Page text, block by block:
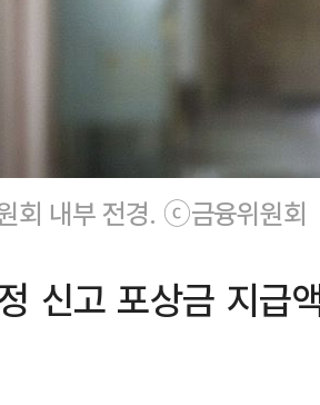
회 내부 전경. ⓒ금융위원회
신고 포상금 지급